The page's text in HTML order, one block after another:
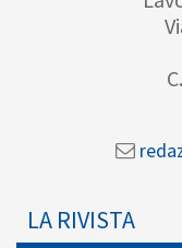
LA RIVISTA